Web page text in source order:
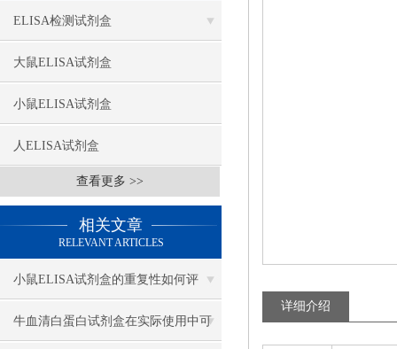
ELISA检测试剂盒
大鼠ELISA试剂盒
小鼠ELISA试剂盒
人ELISA试剂盒
查看更多 >>
相关文章
RELEVANT ARTICLES
小鼠ELISA试剂盒的重复性如何评
估？
牛血清白蛋白试剂盒在实际使用中可
详细介绍